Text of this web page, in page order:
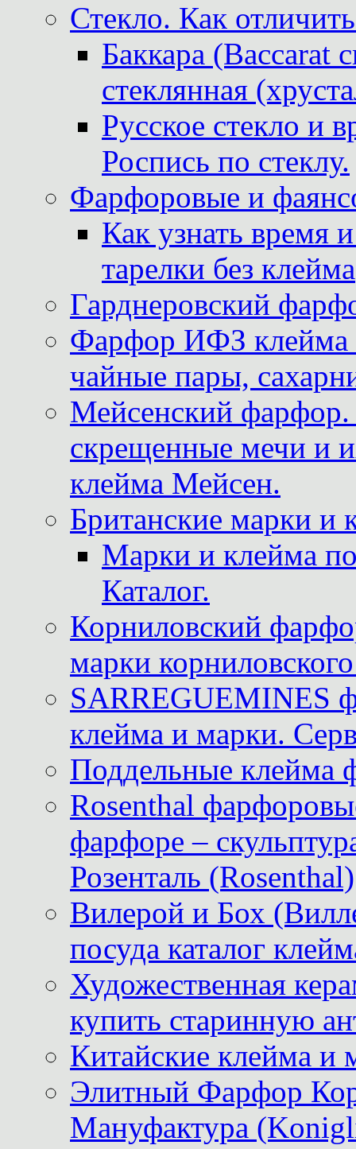
Стекло. Как
Баккара (Baccarat
стеклянная
Русское стекло и
Роспись по стеклу.
Фарфоровые и
Как узнать время
тарелки без клейма
Гарднеровский
Фарфор ИФЗ клейма
чайные пары,
Мейсенский фарфор.
скрещенные мечи и
клейма Мейсен.
Британские марки и
Марки и клейма
Каталог.
Корниловский
марки
SARREGUEMINES
клейма и марки.
Поддельные клейма
Rosenthal
фарфоре –
Розенталь (Rosenthal)
Вилерой и Бох
посуда каталог
Художественная
купить старинную
Китайские клейма и
Элитный Фарфор
Мануфактура